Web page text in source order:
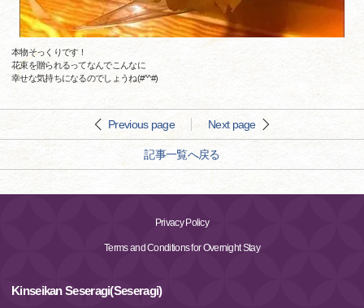
本物そっくりです！
花束を贈られるってなんでこんなに
幸せな気持ちになるのでしょうね(#^^#)
Previous page Next page
記事一覧へ戻る
Privacy Policy
Terms and Conditions for Overnight Stay
Kinseikan Seseragi(Seseragi)